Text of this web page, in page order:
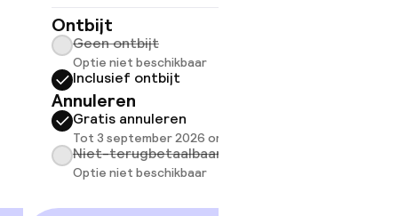
Ontbijt
Geen ontbijt
Optie niet beschikbaar
Inclusief ontbijt
Annuleren
Gratis annuleren
Tot 3 september 2026 om 21:59
Niet-terugbetaalbaar
Optie niet beschikbaar